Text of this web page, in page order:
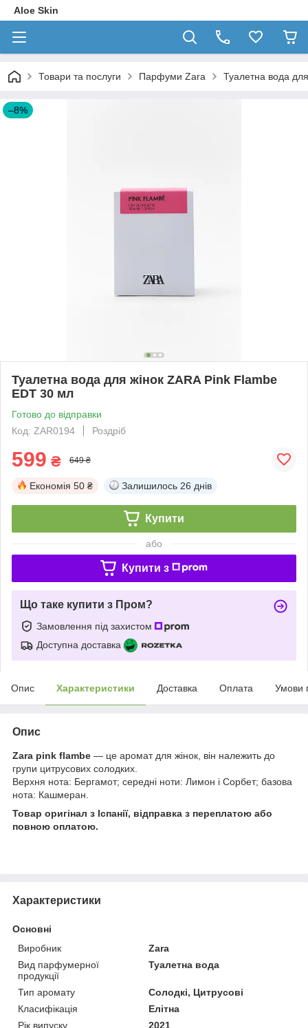
Aloe Skin
Товари та послуги Парфуми Zara Туалетна вода
–8%
Туалетна вода для жінок ZARA Pink Flambe
EDT 30 мл
Готово до відправки
Код: ZAR0194
Роздріб
599 ₴ 649 ₴
Економія 50 ₴ Залишилось 26 днів
Купити
або
Купити з
Що таке купити з Пром?
Замовлення під захистом
Доступна доставка
Опис Характеристики Доставка Оплата Умови
Опис
Zara pink flambe — це аромат для жінок, він належить до
групи цитрусових солодких.
Верхня нота: Бергамот; середні ноти: Лимон і Сорбет; базова
нота: Кашмеран.
Товар оригінал з Іспанії, відправка з переплатою або
повною оплатою.
Характеристики
Основні
Виробник
Zara
Вид парфумерної
продукції
Туалетна вода
Тип аромату
Солодкі, Цитрусові
Класифікація
Елітна
Рік випуску
2021